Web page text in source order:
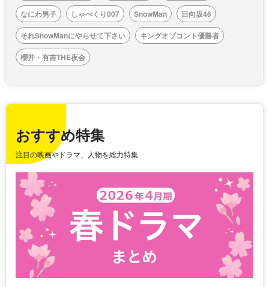
なにわ男子
しゃべくり007 SnowMan
日向坂46
それSnowManにやらせて下さい
キングオブコント優勝者
櫻井・有吉THE夜会
おすすめ特集
注目の映画やドラマ、人物を総力特集